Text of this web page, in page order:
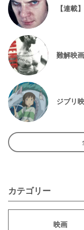
【連載
難解映
ジブリ
カテゴリー
映画